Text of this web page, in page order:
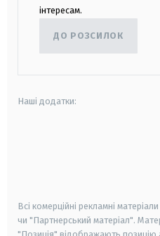
інтересам.
ДО РОЗСИЛОК
Наші додатки:
Всі комерційні рекламні
чи "Партнерський матеріал".